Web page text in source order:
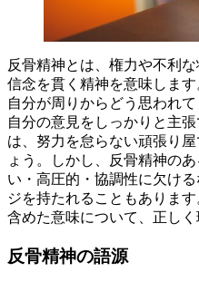
反骨精神とは、権力や不利
信念を貫く精神を意味しま
自分が周りからどう思われ
自分の意見をしっかりと主
は、努力を怠らない頑張り
ょう。しかし、反骨精神の
い・高圧的・協調性に欠け
ジを持たれることもありま
含めた意味について、正し
反骨精神の語源